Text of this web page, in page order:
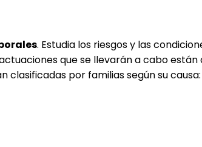
. Estudia los riesgos y las
que se llevarán a cabo
clasificadas por familias según su causa: